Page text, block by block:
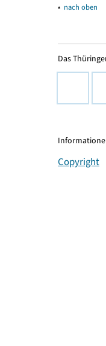
▴ nach oben
Das
Copyright